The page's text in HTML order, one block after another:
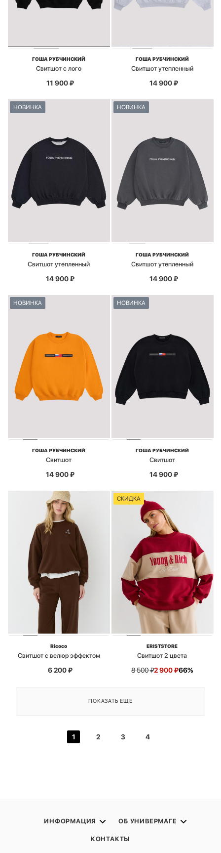
ГОША РУБЧИНСКИЙ
Свитшот с лого
11 900₽
ГОША РУБЧИНСКИЙ
Свитшот утепленный
14 900₽
НОВИНКА
ГОША РУБЧИНСКИЙ
Свитшот утепленный
14 900₽
НОВИНКА
ГОША РУБЧИНСКИЙ
Свитшот утепленный
14 900₽
НОВИНКА
ГОША РУБЧИНСКИЙ
Свитшот
14 900₽
НОВИНКА
ГОША РУБЧИНСКИЙ
Свитшот
14 900₽
Ricoco
Свитшот с велюр эффектом
6 200₽
СКИДКА
ERISTSTORE
Свитшот 2 цвета
8 500₽2 900₽66%
ПОКАЗАТЬ ЕЩЕ
1 2 3 4
ИНФОРМАЦИЯ ОБ УНИВЕРМАГЕ
КОНТАКТЫ